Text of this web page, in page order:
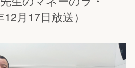
月17日放送）